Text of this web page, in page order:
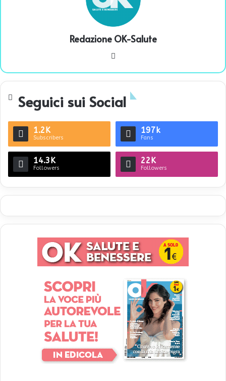
Redazione OK-Salute
te
Seguici sui Social
1.2K
Subscribers
197k
Fans
14.3K
Followers
22K
Followers